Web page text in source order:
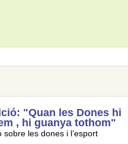
"Quan les Dones hi
, hi guanya tothom"
sobre les dones i l’esport